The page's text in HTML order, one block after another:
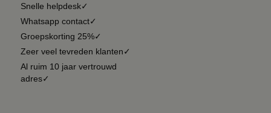
Snelle helpdesk✓
Whatsapp contact✓
Groepskorting 25%✓
Zeer veel tevreden klanten✓
Al ruim 10 jaar vertrouwd
adres✓